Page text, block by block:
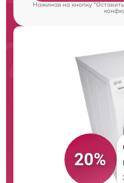
Нажимая на кнопку
20%